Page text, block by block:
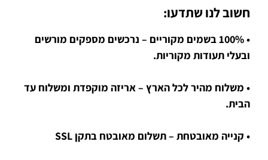
חשוב לנו שתדעו:
• 100% בשמים מקוריים – נרכשים מספקים מורשים
ובעלי תעודות מקוריות.
• משלוח מהיר לכל הארץ – אריזה מוקפדת ומשלוח עד
הבית.
• קנייה מאובטחת – תשלום מאובטח בתקן SSL